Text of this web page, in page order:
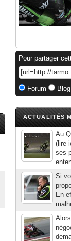
Pour partager
Forum
ACTUALITÉS
Au
(lire
ses
Si
En